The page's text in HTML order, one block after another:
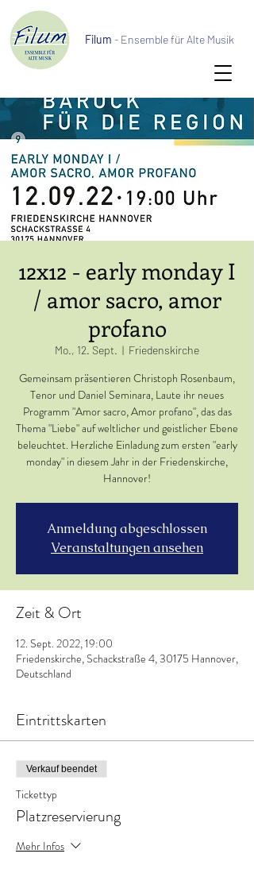
Filum - Ensemble für Alte Musik
12x12 - early monday I
/ amor sacro, amor
profano
Mo., 12. Sept.
  |
Friedenskirche
Gemeinsam präsentieren Christoph Rosenbaum,
Tenor und Daniel Seminara, Laute ihr neues
Programm "Amor sacro, Amor profano", das das
Thema "Liebe" auf weltlicher und geistlicher Ebene
beleuchtet. Herzliche Einladung zum ersten "early
monday" in diesem Jahr in der Friedenskirche,
Hannover!
Anmeldung abgeschlossen
Veranstaltungen ansehen
Zeit & Ort
12. Sept. 2022, 19:00
Friedenskirche, Schackstraße 4, 30175 Hannover,
Deutschland
Eintrittskarten
Verkauf beendet
Tickettyp
Platzreservierung
Mehr Infos